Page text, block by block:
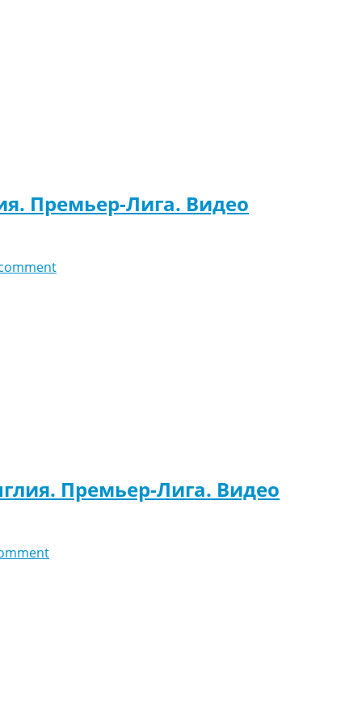
Премьер-Лига. Видео
Премьер-Лига. Видео